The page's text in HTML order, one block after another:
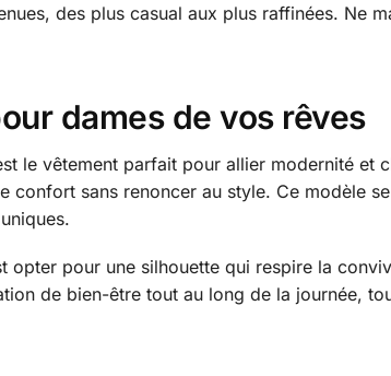
des plus casual aux plus raffinées. Ne
dames de vos rêves
le vêtement parfait pour allier modernité et
confort sans renoncer au style. Ce modèle
opter pour une silhouette qui respire la
de bien-être tout au long de la journée,